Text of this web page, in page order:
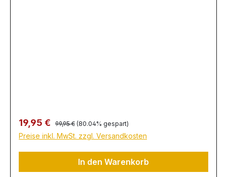
Verkaufspreis:
19,95 € Regulärer Preis:
99,95 € (80.04% gespart)
Preise inkl. MwSt. zzgl. Versandkosten
In den Warenkorb